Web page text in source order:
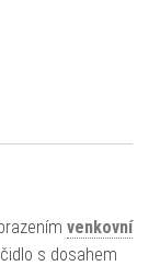
venkovní
s dosahem